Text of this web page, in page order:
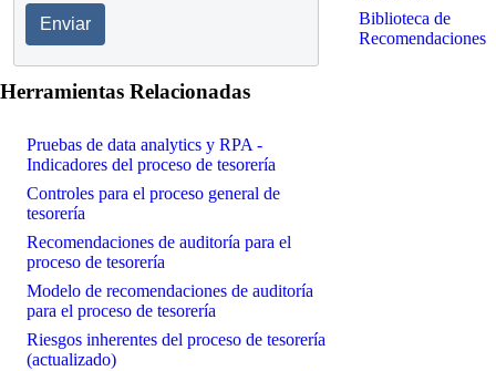
Enviar
Herramientas Relacionadas
Pruebas de data analytics y RPA -
Indicadores del proceso de tesorería
Controles para el proceso general de
tesorería
Recomendaciones de auditoría para el
proceso de tesorería
Modelo de recomendaciones de auditoría
para el proceso de tesorería
Riesgos inherentes del proceso de tesorería
(actualizado)
Biblioteca de
Recomendaciones